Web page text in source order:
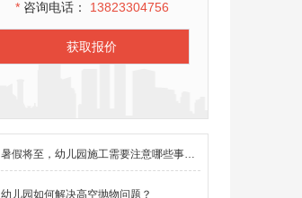
*咨询电话： 13823304756
获取报价
暑假将至，幼儿园施工需要注意哪些事项？
幼儿园如何解决高空抛物问题？